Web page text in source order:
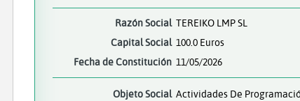
Razón Social TEREIKO LMP SL
Capital Social 100.0 Euros
Fecha de Constitución 11/05/2026
Objeto Social Actividades De